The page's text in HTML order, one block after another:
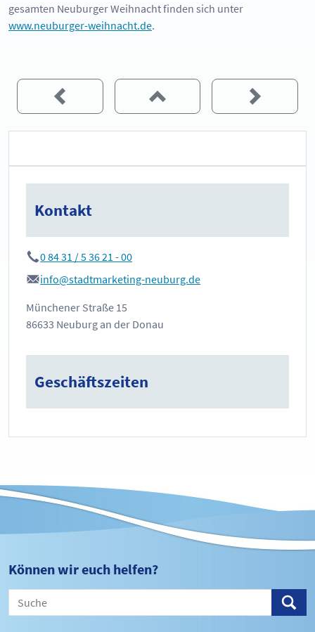
gesamten Neuburger Weihnacht finden sich unter
www.neuburger-weihnacht.de.
Kontakt
0 84 31 / 5 36 21 - 00
info@stadtmarketing-neuburg.de
Münchener Straße 15
86633 Neuburg an der Donau
Geschäftszeiten
Können wir euch helfen?